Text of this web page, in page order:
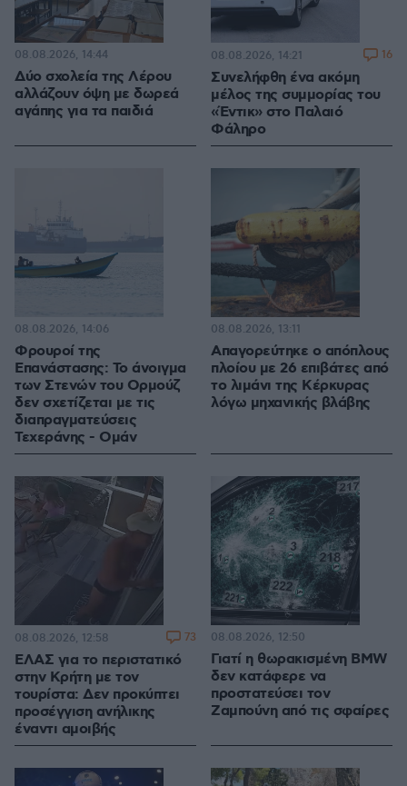
Δύο σχολεία της Λέρου
αλλάζουν όψη με δωρεά
αγάπης για τα παιδιά
08.08.2026, 14:44
Συνελήφθη ένα ακόμη
μέλος της συμμορίας του
«Έντικ» στο Παλαιό
Φάληρο
08.08.2026, 14:21 16
Φρουροί της
Επανάστασης: Το άνοιγμα
των Στενών του Ορμούζ
δεν σχετίζεται με τις
διαπραγματεύσεις
Τεχεράνης - Ομάν
08.08.2026, 14:06
Απαγορεύτηκε ο απόπλους
πλοίου με 26 επιβάτες από
το λιμάνι της Κέρκυρας
λόγω μηχανικής βλάβης
08.08.2026, 13:11
ΕΛΑΣ για το περιστατικό
στην Κρήτη με τον
τουρίστα: Δεν προκύπτει
προσέγγιση ανήλικης
έναντι αμοιβής
08.08.2026, 12:58 73
Γιατί η θωρακισμένη BMW
δεν κατάφερε να
προστατεύσει τον
Ζαμπούνη από τις σφαίρες
08.08.2026, 12:50